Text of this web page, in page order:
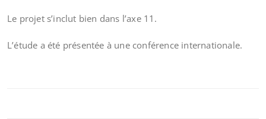
Le projet s’inclut bien dans l’axe 11.
L’étude a été présentée à une conférence internationale.